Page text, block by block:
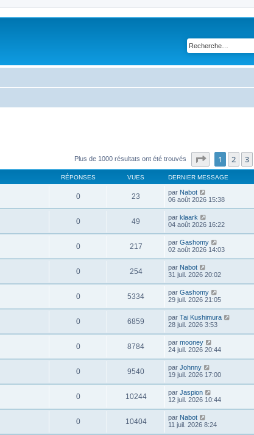
Plus de 1000 résultats ont été trouvés Page sur34
1 2 3
RÉPONSES VUES DERNIER MESSAGE
0 23 par Nabot
06 août 2026 15:38
0 49 par klaark
04 août 2026 16:22
0 217 par Gashomy
02 août 2026 14:03
0 254 par Nabot
31 juil. 2026 20:02
0 5334 par Gashomy
29 juil. 2026 21:05
0 6859 par Tai Kushimura
28 juil. 2026 3:53
0 8784 par mooney
24 juil. 2026 20:44
0 9540 par Johnny
19 juil. 2026 17:00
0 10244 par Jaspion
12 juil. 2026 10:44
0 10404 par Nabot
11 juil. 2026 8:24